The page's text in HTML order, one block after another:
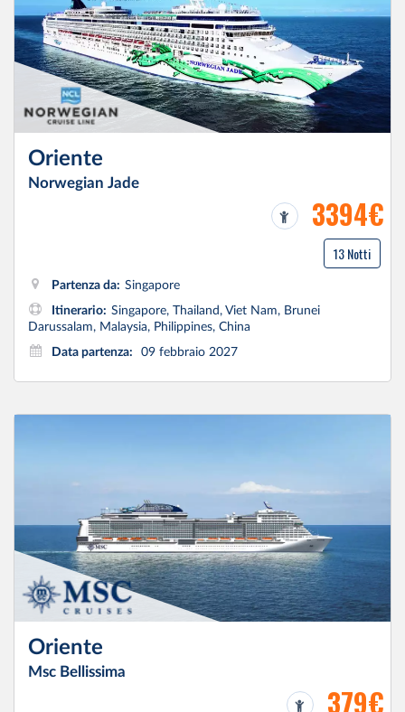
Oriente
Norwegian Jade
3394€
13 Notti
Partenza da: Singapore
Itinerario: Singapore, Thailand, Viet Nam, Brunei
Darussalam, Malaysia, Philippines, China
Data partenza:
09 febbraio 2027
Oriente
Msc Bellissima
379€